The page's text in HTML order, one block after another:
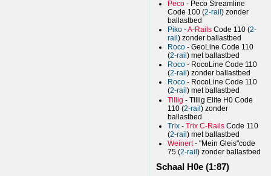
Peco - Peco Streamline
Code 100 (2-rail) zonder
ballastbed
Piko -A-Rails Code 110 (2-
rail) zonder ballastbed
Roco - GeoLine Code 110
(2-rail) met ballastbed
Roco - RocoLine Code 110
(2-rail) zonder ballastbed
Roco - RocoLine Code 110
(2-rail) met ballastbed
Tillig - Tillig Elite H0 Code
110 (2-rail) zonder
ballastbed
Trix -Trix C-Rails Code 110
(2-rail) met ballastbed
Weinert- "Mein Gleis"code
75 (2-rail) zonder ballastbed
Schaal H0e (1:87)